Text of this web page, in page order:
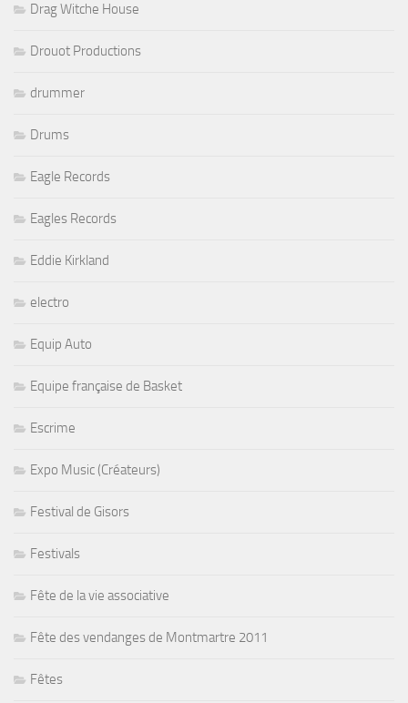
Drag Witche House
Drouot Productions
drummer
Drums
Eagle Records
Eagles Records
Eddie Kirkland
electro
Equip Auto
Equipe française de Basket
Escrime
Expo Music (Créateurs)
Festival de Gisors
Festivals
Fête de la vie associative
Fête des vendanges de Montmartre 2011
Fêtes